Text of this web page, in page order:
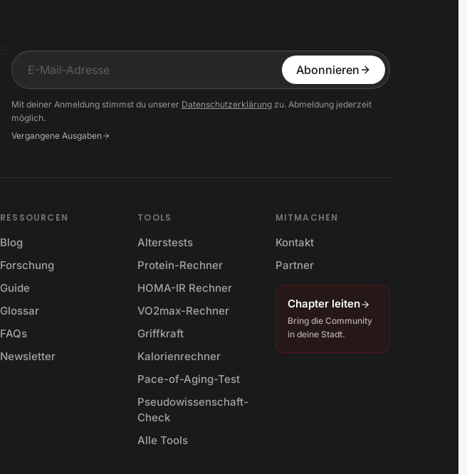
Input Abonnieren
Mit deiner Anmeldung stimmst du unserer Datenschutzerklärung zu. Abmeldung jederzeit
möglich.
Vergangene Ausgaben
RESSOURCEN
Blog
Forschung
Guide
Glossar
FAQs
Newsletter
TOOLS
Alterstests
Protein-Rechner
HOMA-IR Rechner
VO2max-Rechner
Griffkraft
Kalorienrechner
Pace-of-Aging-Test
Pseudowissenschaft-
Check
Alle Tools
MITMACHEN
Kontakt
Partner
Chapter leiten
Bring die Community
in deine Stadt.